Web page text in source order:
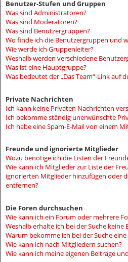
Benutzer-Stufen und Gruppen
Was sind Administratoren?
Was sind Moderatoren?
Was sind Benutzergruppen?
Wo finde ich die Benutzergruppen und
Wie werde ich Gruppenleiter?
Weshalb werden verschiedene
Was ist eine Hauptgruppe?
Was bedeutet der „Das Team“-Link auf
Private Nachrichten
Ich kann keine Privaten Nachrichten
Ich bekomme ständig unerwünschte
Ich habe eine Spam-E-Mail von einem
Freunde und ignorierte Mitglieder
Wozu benötige ich die Listen der
Wie kann ich Mitglieder zur Liste der
ignorierten Mitglieder hinzufügen oder
entfernen?
Die Foren durchsuchen
Wie kann ich ein Forum oder mehrere
Weshalb erhalte ich bei der Suche keine
Warum bekomme ich bei der Suche eine
Wie kann ich nach Mitgliedern suchen?
Wie kann ich meine eigenen Beiträge